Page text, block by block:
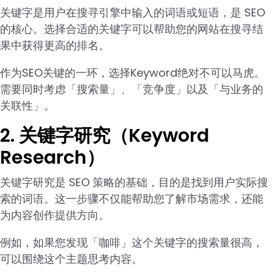
关键字是用户在搜寻引擎中输入的词语或短语，是 SEO
的核心。选择合适的关键字可以帮助您的网站在搜寻结
果中获得更高的排名。
作为SEO关键的一环，选择Keyword绝对不可以马虎。
需要同时考虑「搜索量」、「竞争度」以及「与业务的
关联性」。
2. 关键字研究（Keyword
Research）
关键字研究是 SEO 策略的基础，目的是找到用户实际搜
索的词语。这一步骤不仅能帮助您了解市场需求，还能
为内容创作提供方向。
例如，如果您发现「咖啡」这个关键字的搜索量很高，
可以围绕这个主题思考内容。